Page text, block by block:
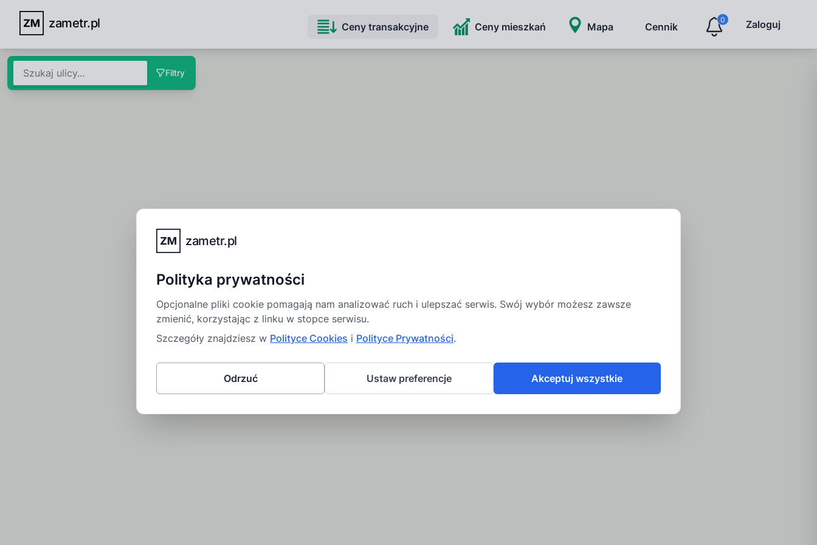
zametr.pl Ceny transakcyjne Ceny mieszkań Mapa Cennik
0 Zaloguj
Filtry
zametr.pl
Polityka prywatności
Opcjonalne pliki cookie pomagają nam analizować ruch i ulepszać serwis. Swój wybór możesz zawsze
zmienić, korzystając z linku w stopce serwisu.
Szczegóły znajdziesz w Polityce Cookies i Polityce Prywatności.
Odrzuć Ustaw preferencje Akceptuj wszystkie